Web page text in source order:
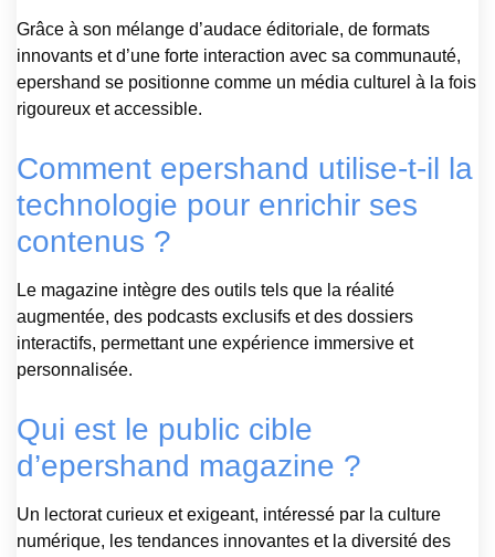
Grâce à son mélange d’audace éditoriale, de formats
innovants et d’une forte interaction avec sa communauté,
epershand se positionne comme un média culturel à la fois
rigoureux et accessible.
Comment epershand utilise-t-il la
technologie pour enrichir ses
contenus ?
Le magazine intègre des outils tels que la réalité
augmentée, des podcasts exclusifs et des dossiers
interactifs, permettant une expérience immersive et
personnalisée.
Qui est le public cible
d’epershand magazine ?
Un lectorat curieux et exigeant, intéressé par la culture
numérique, les tendances innovantes et la diversité des